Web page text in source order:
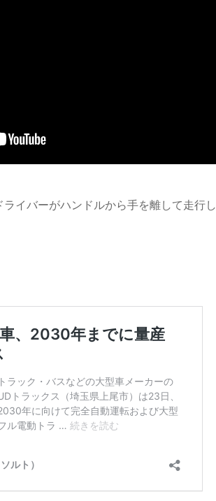
イバーがハンドルから手を離して走行